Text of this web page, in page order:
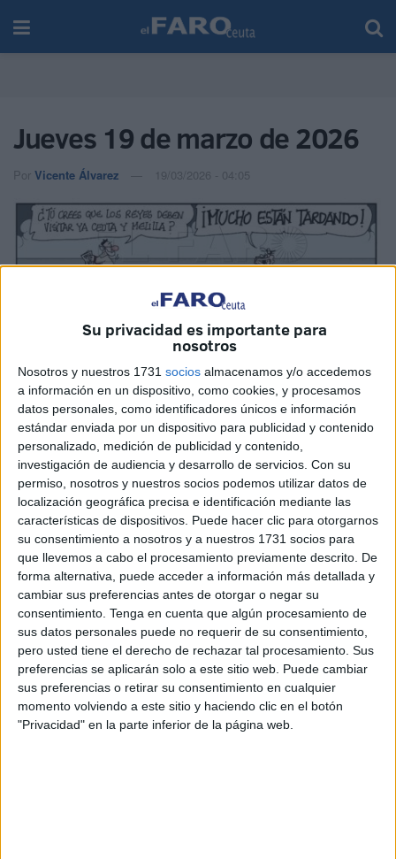
Su privacidad es importante para
nosotros
Nosotros y nuestros 1731 socios almacenamos y/o accedemos
a información en un dispositivo, como cookies, y procesamos
datos personales, como identificadores únicos e información
estándar enviada por un dispositivo para publicidad y contenido
personalizado, medición de publicidad y contenido,
investigación de audiencia y desarrollo de servicios. Con su
permiso, nosotros y nuestros socios podemos utilizar datos de
localización geográfica precisa e identificación mediante las
características de dispositivos. Puede hacer clic para otorgarnos
su consentimiento a nosotros y a nuestros 1731 socios para
que llevemos a cabo el procesamiento previamente descrito. De
forma alternativa, puede acceder a información más detallada y
cambiar sus preferencias antes de otorgar o negar su
consentimiento. Tenga en cuenta que algún procesamiento de
sus datos personales puede no requerir de su consentimiento,
pero usted tiene el derecho de rechazar tal procesamiento. Sus
preferencias se aplicarán solo a este sitio web. Puede cambiar
sus preferencias o retirar su consentimiento en cualquier
momento volviendo a este sitio y haciendo clic en el botón
"Privacidad" en la parte inferior de la página web.
Jueves 19 de marzo de 2026
Por Vicente Álvarez 19/03/2026 - 04:05
RelatedPosts
Orgullo de un pueblo que nunca pierde
su humanidad
HACE 12 MINUTOS
Aplazado el amistoso entre el Ittihad de
Tánger y el FC Barcelona
HACE 35 MINUTOS
El PP denuncia en el Parlamento Europeo
la "inacción" de Sánchez ante la crisis de
Ceuta
HACE 49 MINUTOS
Preocupación por las fotos de menores
con soldados trasladados a la frontera